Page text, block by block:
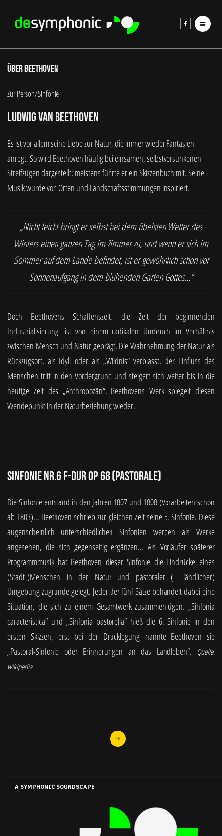
über beethoven
Zur Person/Sinfonie
Ludwig van Beethoven
Es ist vor allem seine Liebe zur Natur, die immer wieder Fantasien
anregt. So wird Beethoven häufig bei einsamen, selbstversunkenen
Streifzügen dargestellt; meistens führte er ein Skizzenbuch mit. Seine
Musik wurde von Orten und Landschaftsstimmungen inspiriert.
„Nicht leicht bringt er selbst bei dem übelsten Wetter des
Winters einen ganzen Tag im Zimmer zu, und wenn er sich im
Sommer auf dem Lande befindet, ist er gewöhnlich schon vor
Sonnenaufgang in dem blühenden Garten Gottes…“
Doch Beethovens Schaffenszeit, die Zeit der beginnenden
Industrialisierung, ist von einem radikalen Umbruch im Verhältnis
zwischen Mensch und Natur geprägt. Die Wahrnehmung der Natur als
Rückzugsort, als Idyll oder als „Wildnis“ verblasst, der Einfluss des
Menschen tritt in den Vordergrund und steigert sich weiter bis in die
heutige Zeit des „Anthropozän“. Beethovens Werk spiegelt diesen
Wendepunkt in der Naturbeziehung wieder.
Sinfonie Nr.6 F-Dur op 68 (Pastorale)
Die Sinfonie entstand in den Jahren 1807 und 1808 (Vorarbeiten schon
ab 1803)... Beethoven schrieb zur gleichen Zeit seine 5. Sinfonie. Diese
augenscheinlich unterschiedlichen Sinfonien werden als Werke
angesehen, die sich gegenseitig ergänzen... Als Vorläufer späterer
Programmmusik hat Beethoven dieser Sinfonie die Eindrücke eines
(Stadt-)Menschen in der Natur und pastoraler (= ländlicher)
Umgebung zugrunde gelegt. Jeder der fünf Sätze behandelt dabei eine
Situation, die sich zu einem Gesamtwerk zusammenfügen. „Sinfonia
caracteristica“ und „Sinfonia pastorella“ hieß die 6. Sinfonie in den
ersten Skizzen, erst bei der Drucklegung nannte Beethoven sie
„Pastoral-Sinfonie oder Erinnerungen an das Landleben“. Quelle:
wikipedia
A SYMPHONIC SOUNDSCAPE